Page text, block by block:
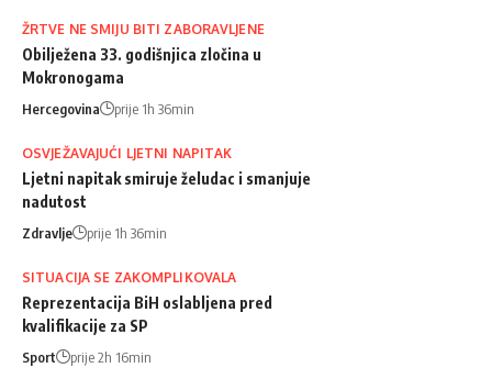
ŽRTVE NE SMIJU BITI ZABORAVLJENE
Obilježena 33. godišnjica zločina u
Mokronogama
Hercegovina prije 1h 36min
OSVJEŽAVAJUĆI LJETNI NAPITAK
Ljetni napitak smiruje želudac i smanjuje
nadutost
Zdravlje prije 1h 36min
SITUACIJA SE ZAKOMPLIKOVALA
Reprezentacija BiH oslabljena pred
kvalifikacije za SP
Sport prije 2h 16min